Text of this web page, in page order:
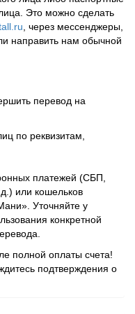
Это можно сделать
, через мессенджеры,
направить нам обычной
перевод на
по реквизитам,
платежей (СБП,
или кошельков
Уточняйте у
конкретной
полной оплаты счета!
подтверждения о